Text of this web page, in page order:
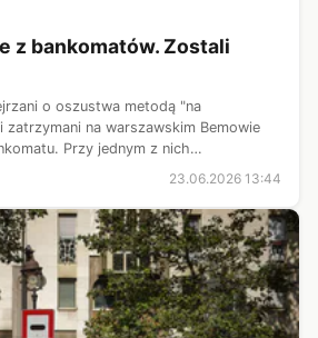
z bankomatów. Zostali
o oszustwa metodą "na
na warszawskim Bemowie
Przy jednym z nich
na tr...
23.06.2026 13:44